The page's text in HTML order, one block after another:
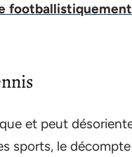
et peut
sports, le